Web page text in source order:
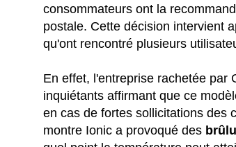
consommateurs ont la
postale. Cette décision intervient
qu'ont rencontré plusieurs
En effet, l'entreprise rachetée par
inquiétants affirmant que ce
en cas de fortes sollicitations des
montre Ionic a provoqué des